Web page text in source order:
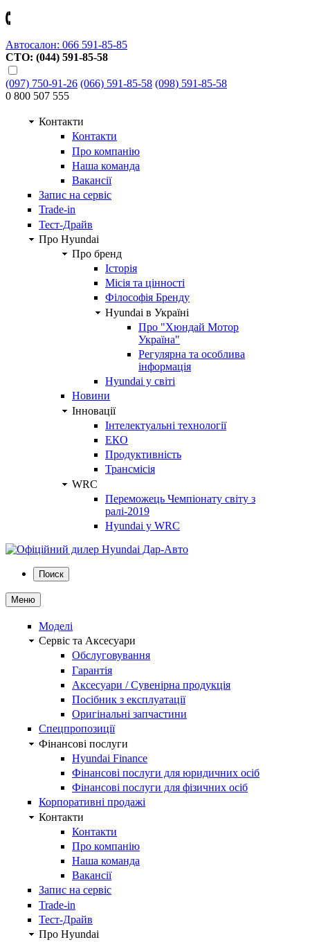
Автосалон: 066 591-85-85
СТО: (044) 591-85-58
(097) 750-91-26 (066) 591-85-58 (098) 591-85-58
0 800 507 555
Контакти
Контакти
Про компанію
Наша команда
Вакансії
Запис на сервіс
Trade-in
Тест-Драйв
Про Hyundai
Про бренд
Історія
Місія та цінності
Філософія Бренду
Hyundai в Україні
Про "Хюндай Мотор
Україна"
Регулярна та особлива
інформація
Hyundai у світі
Новини
Інновації
Інтелектуальні технології
ЕКО
Продуктивність
Трансмісія
WRC
Переможець Чемпіонату світу з
ралі-2019
Hyundai у WRC
Поиск
Меню
Моделі
Сервіс та Аксесуари
Обслуговування
Гарантія
Аксесуари / Сувенірна продукція
Посібник з експлуатації
Оригінальні запчастини
Спецпропозиції
Фінансові послуги
Hyundai Finance
Фінансові послуги для юридичних осіб
Фінансові послуги для фізичних осіб
Корпоративні продажі
Контакти
Контакти
Про компанію
Наша команда
Вакансії
Запис на сервіс
Trade-in
Тест-Драйв
Про Hyundai